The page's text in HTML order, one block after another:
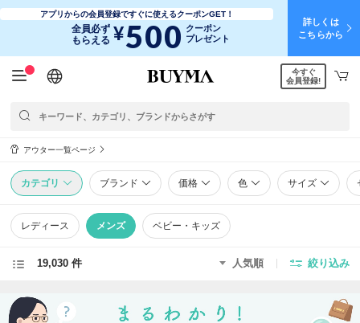
アプリからの会員登録ですぐに使えるクーポンGET！
全員必ず
もらえる ¥500 クーポン
プレゼント
詳しくは
こちらから
日本語
English
简体中文
繁體中文
今すぐ
会員登録!
アウター一覧ページ
カテゴリ ブランド 価格 色 サイズ
レディース メンズ ベビー・キッズ
19,030 件 人気順 絞り込み